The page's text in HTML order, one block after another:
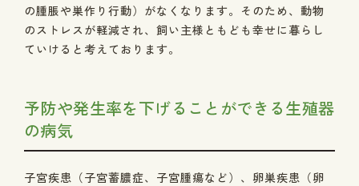
の腫脹や巣作り行動）がなくなります。そのため、動物
のストレスが軽減され、飼い主様ともども幸せに暮らし
ていけると考えております。
予防や発生率を下げることができる生殖器
の病気
子宮疾患（子宮蓄膿症、子宮腫瘍など）、卵巣疾患（卵